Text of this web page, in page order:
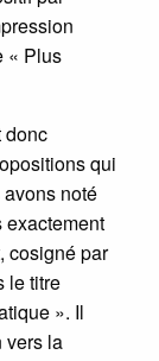
« Plus
donc
qui
noté
cosigné par
le titre
». Il
vers la